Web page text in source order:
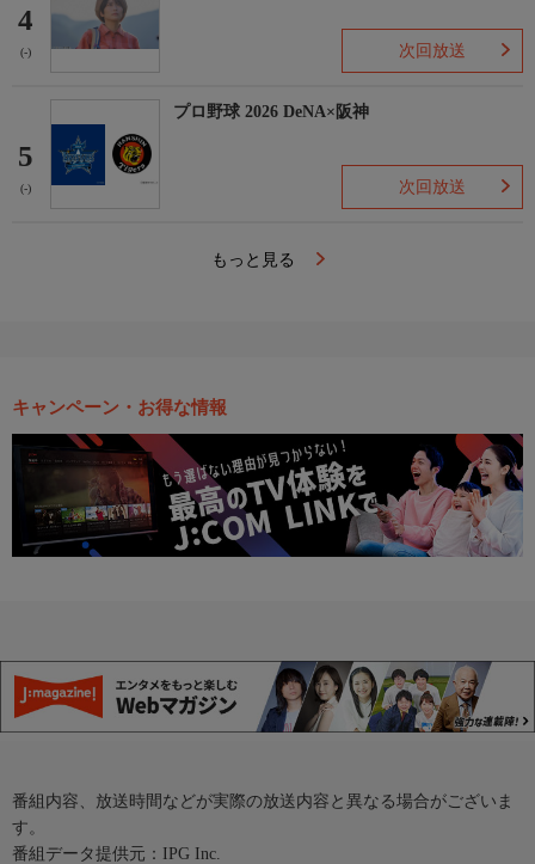
4
(-) 次回放送
5
(-)
プロ野球 2026 DeNA×阪神
次回放送
もっと見る
キャンペーン・お得な情報
番組内容、放送時間などが実際の放送内容と異なる場合がございま
す。
番組データ提供元：IPG Inc.